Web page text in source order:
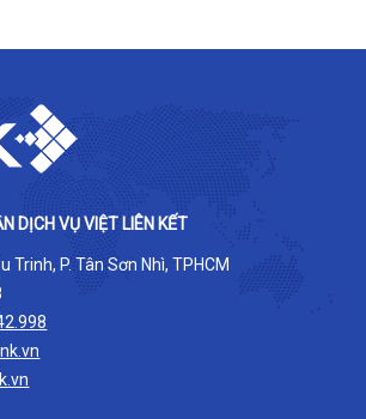
DỊCH VỤ VIỆT LIÊN KẾT
Trinh, P. Tân Sơn Nhì, TPHCM